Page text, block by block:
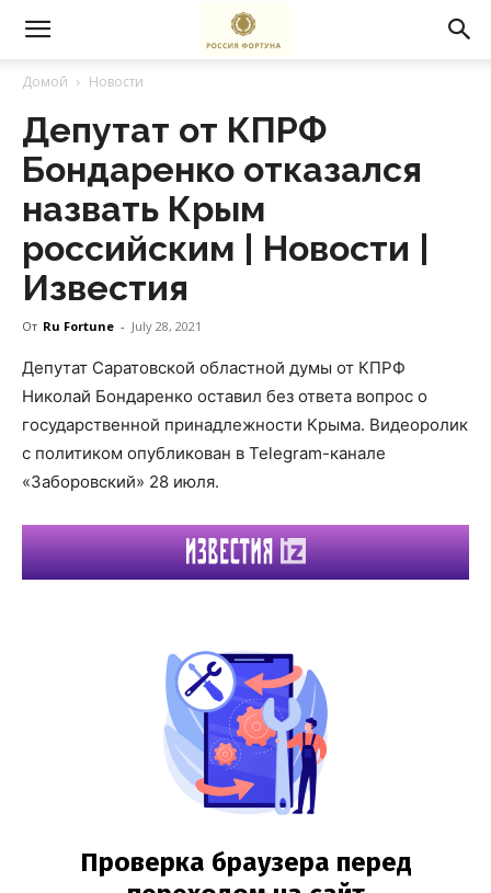
Домой Новости
Депутат от КПРФ
Бондаренко отказался
назвать Крым
российским | Новости |
Известия
От Ru Fortune - July 28, 2021
Депутат Саратовской областной думы от КПРФ
Николай Бондаренко оставил без ответа вопрос о
государственной принадлежности Крыма. Видеоролик
с политиком опубликован в Telegram-канале
«Заборовский» 28 июля.